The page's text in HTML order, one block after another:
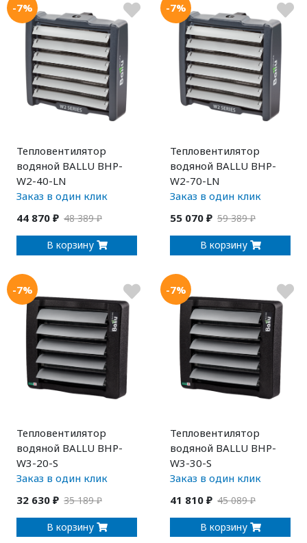
-7%
Тепловентилятор
водяной BALLU BHP-
W2-40-LN
Заказ в один клик
44 870 ₽ 48 389 ₽
В корзину
-7%
Тепловентилятор
водяной BALLU BHP-
W2-70-LN
Заказ в один клик
55 070 ₽ 59 389 ₽
В корзину
-7%
Тепловентилятор
водяной BALLU BHP-
W3-20-S
Заказ в один клик
32 630 ₽ 35 189 ₽
В корзину
-7%
Тепловентилятор
водяной BALLU BHP-
W3-30-S
Заказ в один клик
41 810 ₽ 45 089 ₽
В корзину